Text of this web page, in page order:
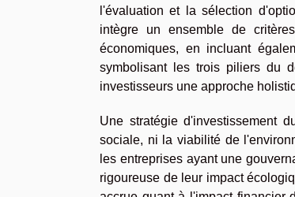
l'évaluation et la sélection
intègre un ensemble de
économiques, en incluant
symbolisant les trois piliers du
investisseurs une approche
Une stratégie d'investissement
sociale, ni la viabilité de
les entreprises ayant une
rigoureuse de leur impact